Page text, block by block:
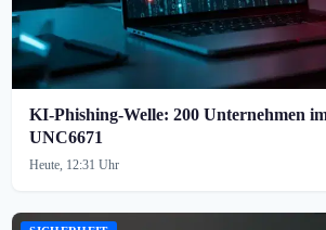
KI-Phishing-Welle: 200 Unternehmen
UNC6671
Heute, 12:31 Uhr